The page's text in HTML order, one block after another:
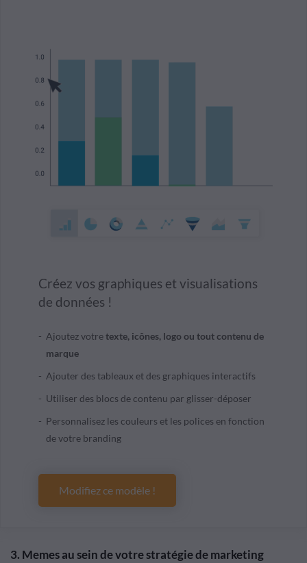
Créez vos graphiques et visualisations
de données !
Ajoutez votretexte, icônes, logo ou tout contenu de
marque
Ajouter des tableaux et des graphiques interactifs
Utiliser des blocs de contenu par glisser-déposer
Personnalisez les couleurs et les polices en fonction
de votre branding
Modifiez ce modèle !
3. Memes au sein de votre stratégie de marketing